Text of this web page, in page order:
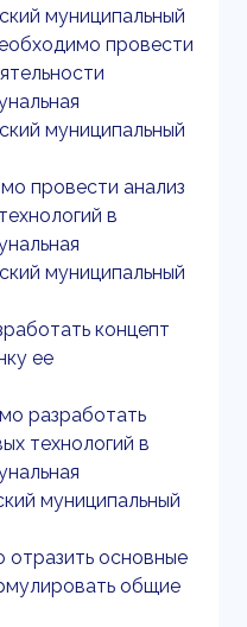
муниципальный
провести
муниципальный
провести анализ
в
муниципальный
концепт
ее
разработать
технологий в
муниципальный
отразить основные
общие